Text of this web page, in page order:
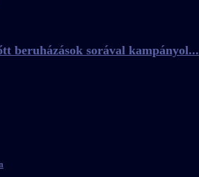
beruházások sorával kampányol...